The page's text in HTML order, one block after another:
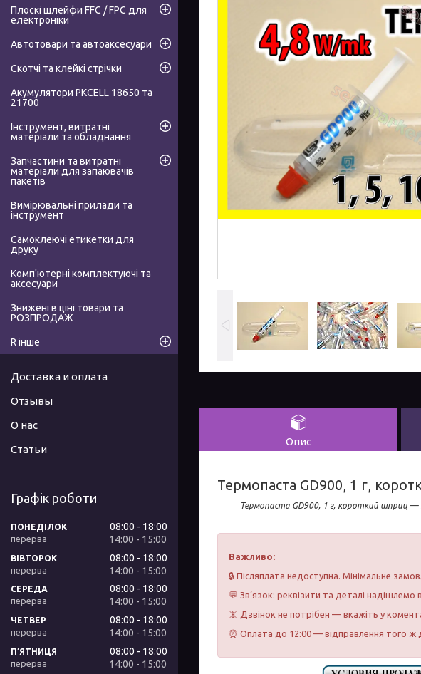
Опис
Термопаста GD900, 1 г,
Термопаста GD900, 1 г, короткий шприц
Важливо:
🔒 Післяплата недоступна. Мінімальне
💬 Зв’язок: реквізити та деталі
📵 Дзвінок не потрібен — вкажіть у
⏰ Оплата до 12:00 — відправлення того ж
Плоскі шлейфи FFC / FPC для
електроніки
Автотовари та автоаксесуари
Скотчі та клейкі стрічки
Акумулятори PKCELL 18650 та
21700
Інструмент, витратні
матеріали та обладнання
Запчастини та витратні
матеріали для запаювачів
пакетів
Вимірювальні прилади та
інструмент
Самоклеючі етикетки для
друку
Комп'ютерні комплектуючі та
аксесуари
Знижені в ціні товари та
РОЗПРОДАЖ
R інше
Доставка и оплата
Отзывы
О нас
Статьи
Графік роботи
ПОНЕДІЛОК 08:00
18:00
14:00
15:00
ВІВТОРОК 08:00
18:00
14:00
15:00
СЕРЕДА 08:00
18:00
14:00
15:00
ЧЕТВЕР 08:00
18:00
14:00
15:00
ПʼЯТНИЦЯ 08:00
18:00
14:00
15:00